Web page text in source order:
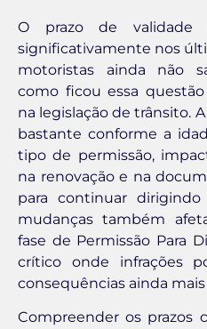
O prazo de validade
significativamente nos
motoristas ainda não
como ficou essa
na legislação de trânsito.
bastante conforme a
tipo de permissão,
na renovação e na
para continuar dirigindo
mudanças também
fase de Permissão Para
crítico onde infrações
consequências ainda mais
Compreender os prazos